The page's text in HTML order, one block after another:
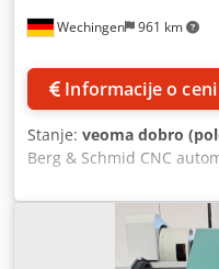
Wechingen 961 km
Informacije o ceni
Stanje: veoma dobro
Berg & Schmid CNC
proizvodnje: 2006
(programibilno) Oblast
410 mm - širina 3500 x
radna visina 730 mm